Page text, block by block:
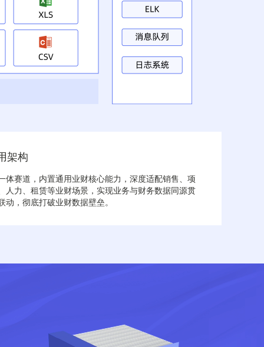
架构
体赛道，内置通用业财核心能力，深度适配销售、项
人力、租赁等业财场景，实现业务与财务数据同源贯
动，彻底打破业财数据壁垒。